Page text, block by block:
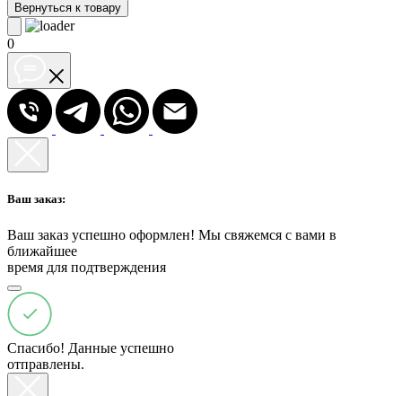
Вернуться к товару
0
Ваш заказ:
Ваш заказ успешно оформлен! Мы свяжемся с вами в
ближайшее
время для подтверждения
Спасибо! Данные успешно
отправлены.